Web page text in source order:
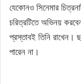
যেকোনও সিনেমার
চরিত্রটিতে অভিনয়
প্রস্তাবই তিনি রাখেন।
পারেন না।